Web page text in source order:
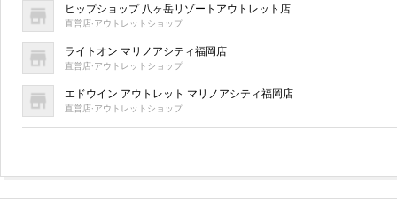
ヒップショップ 八ヶ岳リゾートアウトレット店
直営店·アウトレットショップ
ライトオン マリノアシティ福岡店
直営店·アウトレットショップ
エドウイン アウトレット マリノアシティ福岡店
直営店·アウトレットショップ